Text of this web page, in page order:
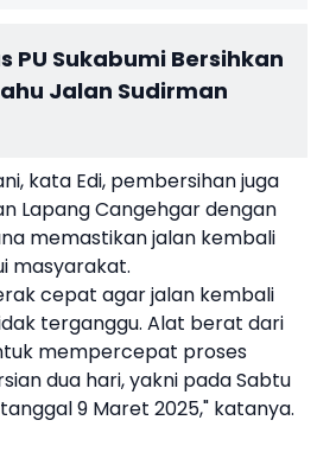
PU Sukabumi Bersihkan
Jalan Sudirman
kata Edi, pembersihan juga
Lapang Cangehgar dengan
memastikan jalan kembali
masyarakat.
cepat agar jalan kembali
terganggu. Alat berat dari
mempercepat proses
dua hari, yakni pada Sabtu
9 Maret 2025," katanya.